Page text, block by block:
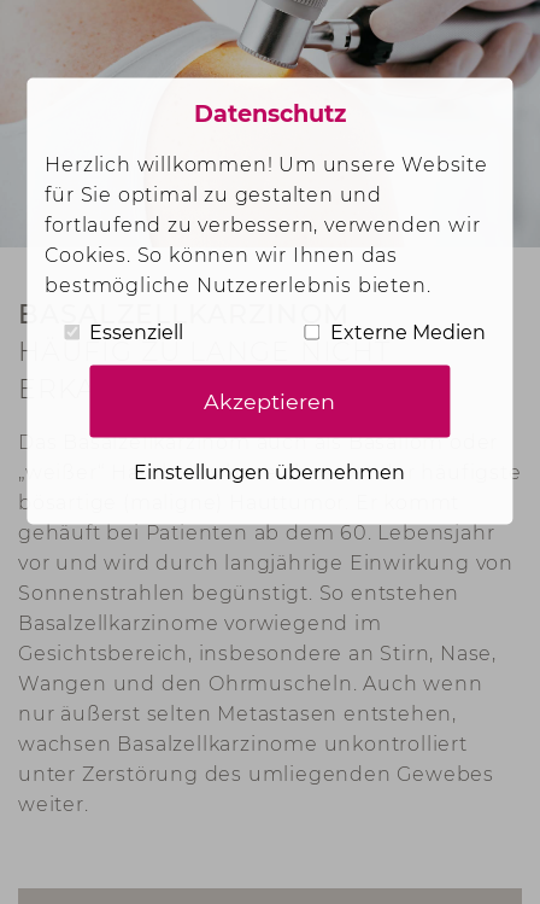
BASALZELLKARZINOM
HÄUFIG ZU LANGE NICHT
ERKANNT
Das Basalzellkarzinom auch als Basaliom oder
„weißer“ Hautkrebs bezeichnet ist der häufigste
bösartige (maligne) Hauttumor. Er kommt
gehäuft bei Patienten ab dem 60. Lebensjahr
vor und wird durch langjährige Einwirkung von
Sonnenstrahlen begünstigt. So entstehen
Basalzellkarzinome vorwiegend im
Gesichtsbereich, insbesondere an Stirn, Nase,
Wangen und den Ohrmuscheln. Auch wenn
nur äußerst selten Metastasen entstehen,
wachsen Basalzellkarzinome unkontrolliert
unter Zerstörung des umliegenden Gewebes
weiter.
Datenschutz
Herzlich willkommen! Um unsere Website
für Sie optimal zu gestalten und
fortlaufend zu verbessern, verwenden wir
Cookies. So können wir Ihnen das
bestmögliche Nutzererlebnis bieten.
Essenziell Externe Medien
Akzeptieren
Einstellungen übernehmen